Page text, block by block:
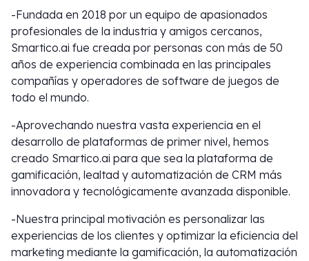
-Fundada en 2018 por un equipo de apasionados
profesionales de la industria y amigos cercanos,
Smartico.ai fue creada por personas con más de 50
años de experiencia combinada en las principales
compañías y operadores de software de juegos de
todo el mundo.
-Aprovechando nuestra vasta experiencia en el
desarrollo de plataformas de primer nivel, hemos
creado Smartico.ai para que sea la plataforma de
gamificación, lealtad y automatización de CRM más
innovadora y tecnológicamente avanzada disponible.
-Nuestra principal motivación es personalizar las
experiencias de los clientes y optimizar la eficiencia del
marketing mediante la gamificación, la automatización